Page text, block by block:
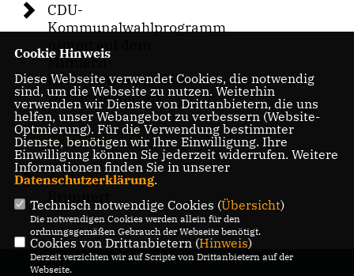
CDU-
Kommunalwahlprogramm
nimmt auf dem
Mitmach-
Kreisparteiausschuss
weiter Gestalt an
Personen (1)
Andreas
Brunnert
Cookie Hinweis
Diese Webseite verwendet Cookies, die notwendig
sind, um die Webseite zu nutzen. Weiterhin
verwenden wir Dienste von Drittanbietern, die uns
helfen, unser Webangebot zu verbessern (Website-
Optmierung). Für die Verwendung bestimmter
Dienste, benötigen wir Ihre Einwilligung. Ihre
Einwilligung können Sie jederzeit widerrufen. Weitere
Informationen finden Sie in unserer
Datenschutzerklärung.
Technisch notwendige Cookies (Übersicht)
Die notwendigen Cookies werden allein für den
ordnungsgemäßen Gebrauch der Webseite benötigt.
Cookies von Drittanbietern (Hinweis)
Derzeit verzichten wir auf Scripte von Drittanbietern auf der
Webseite.